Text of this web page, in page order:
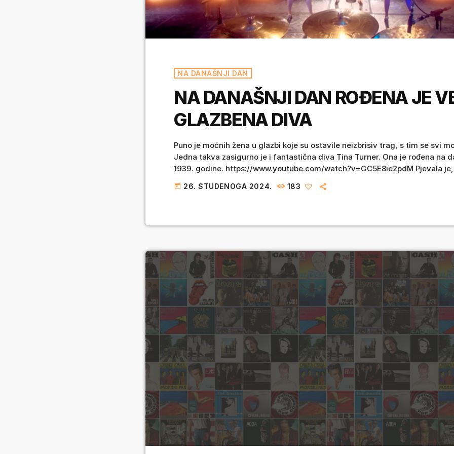
NA DANAŠNJI DAN
NA DANAŠNJI DAN ROĐENA JE
GLAZBENA DIVA
Puno je moćnih žena u glazbi koje su ostavile neizbrisiv trag, s tim se svi
Jedna takva zasigurno je i fantastična diva Tina Turner. Ona je rođena na
1939. godine. https://www.youtube.com/watch?v=GC5E8ie2pdM Pjevala
pisala tekstove, plesala, a nazivali su je i kraljicom Rock 'n' Rolla. Tina je
Ike&Tina Turner, a zatim uplovila u solo vode i to joj je bila najbolja […]
today 26. STUDENOGA 2024. 183